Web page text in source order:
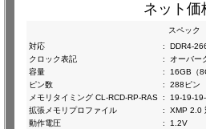
ネット価
スペック
対応
:
DDR4-
クロック表記
:
オーバー
容量
:
16GB（
ピン数
:
288ピン
メモリタイミング CL-RCD-RP-RAS :
19-19-
拡張メモリプロファイル
:
XMP 2.0
動作電圧
:
1.2V